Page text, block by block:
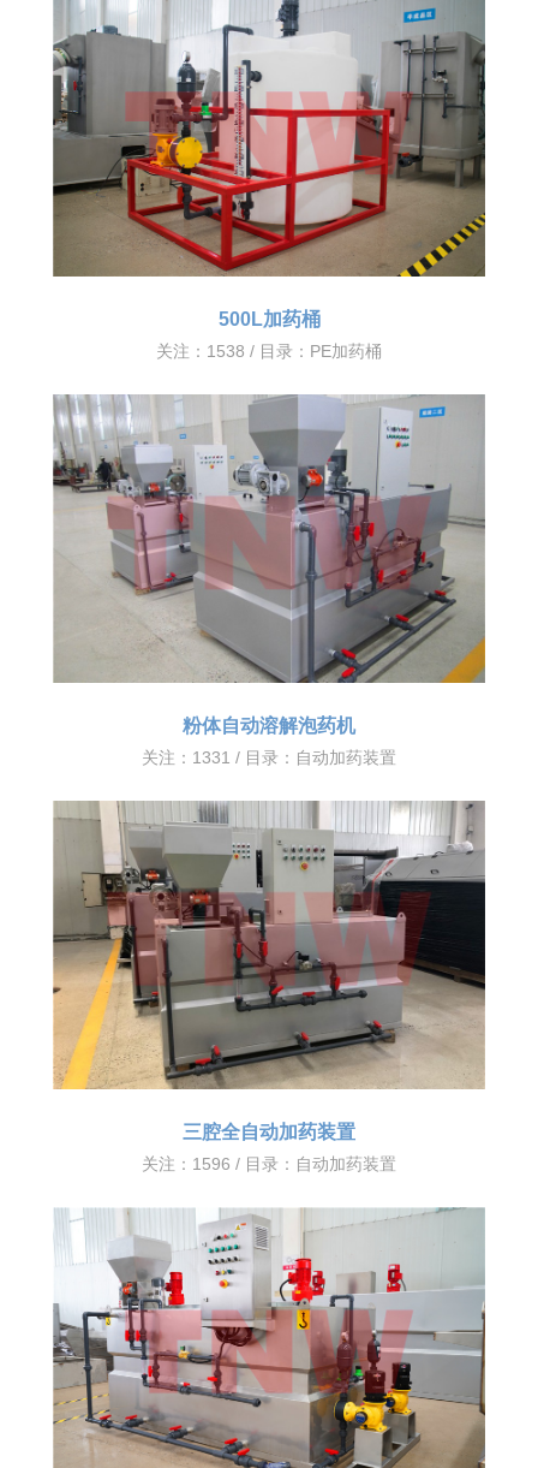
500L加药桶
关注：1538 / 目录： PE加药桶
粉体自动溶解泡药机
关注：1331 / 目录： 自动加药装置
三腔全自动加药装置
关注：1596 / 目录： 自动加药装置